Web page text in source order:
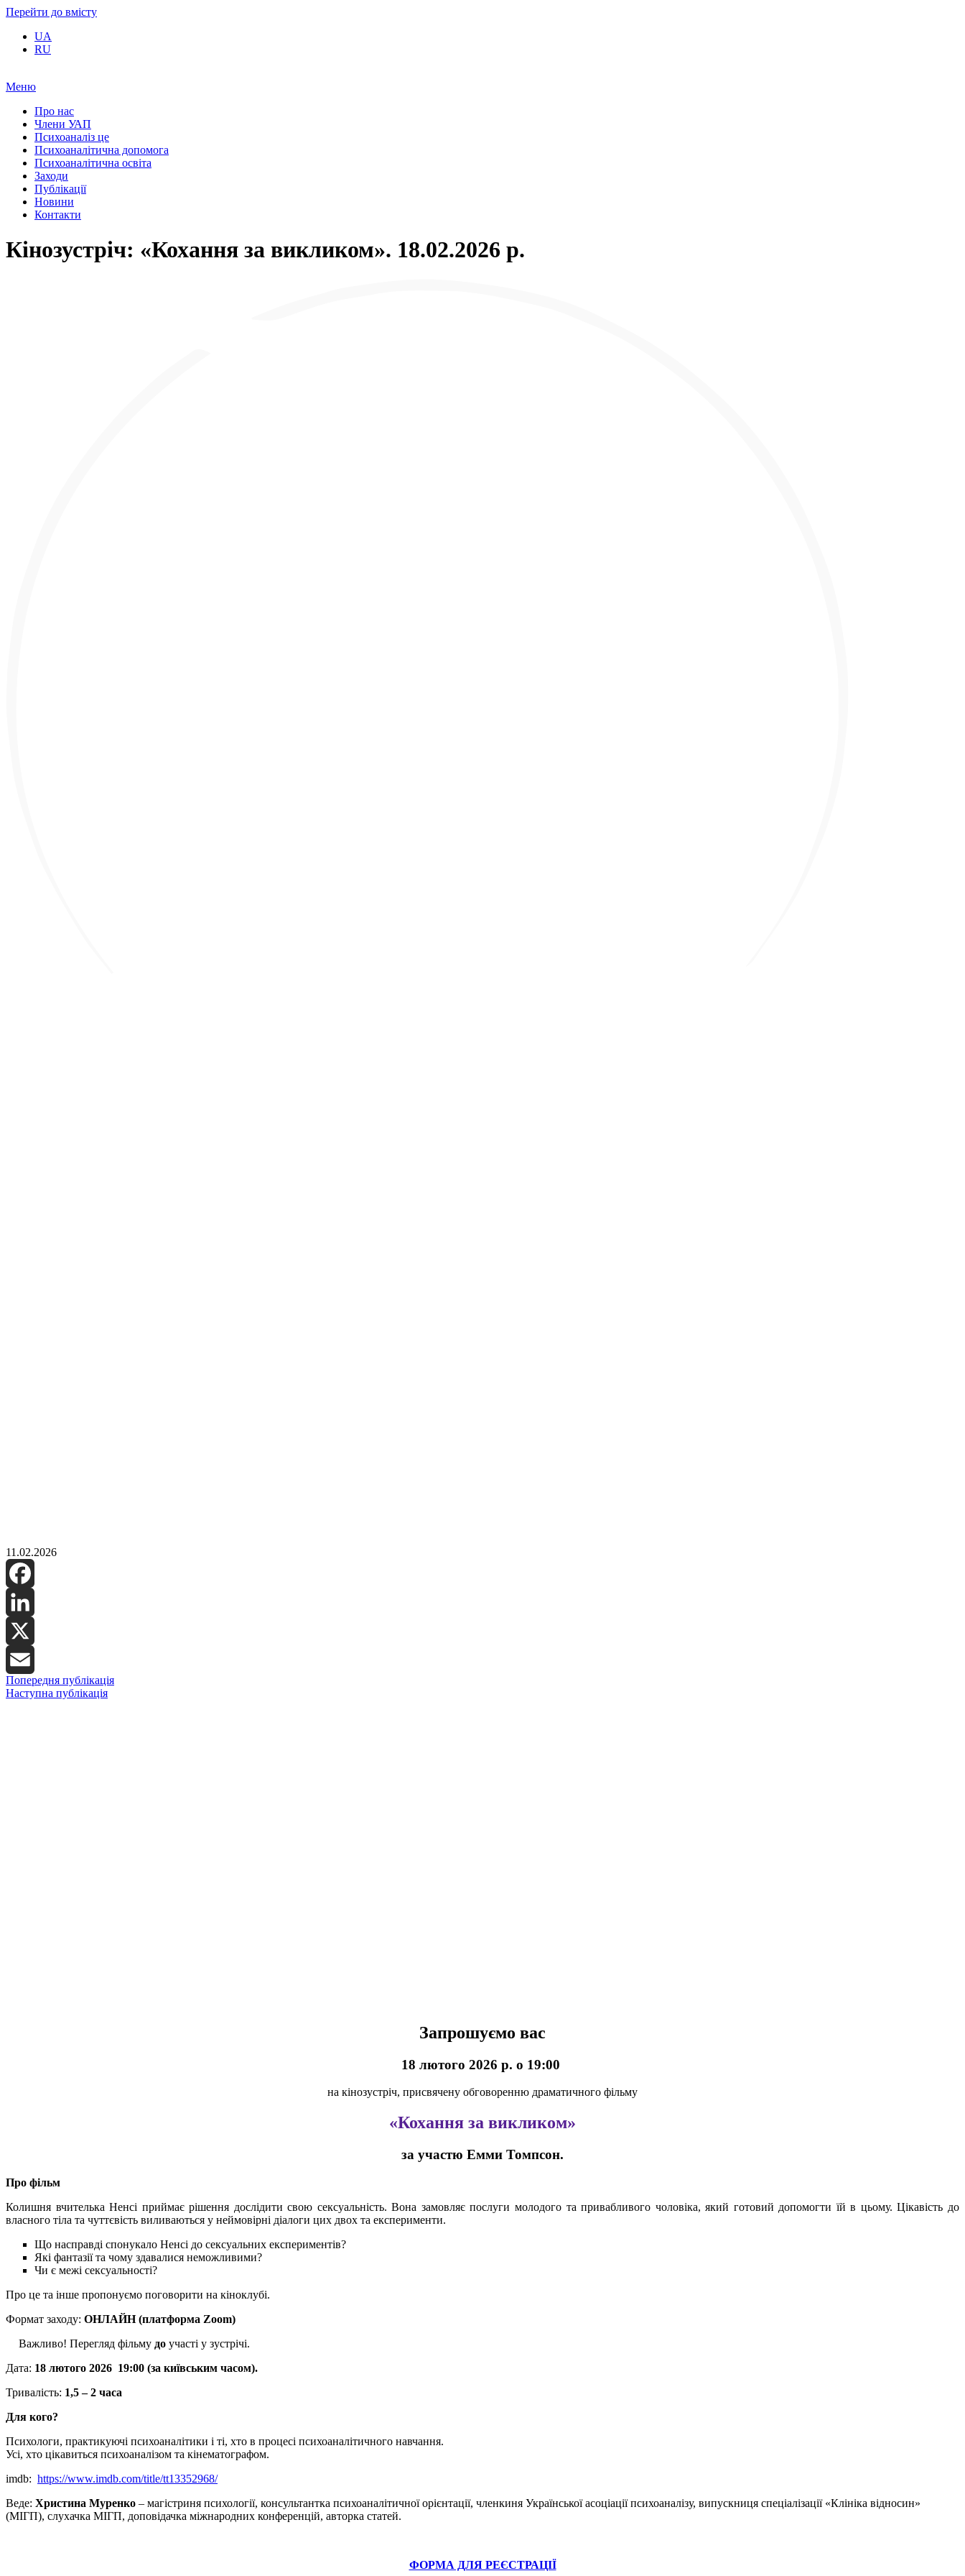
Перейти до вмісту
UA
RU
Меню
Про нас
Члени УАП
Психоаналіз це
Психоаналітична допомога
Психоаналітична освіта
Заходи
Публікації
Новини
Контакти
Кінозустріч: «Кохання за викликом». 18.02.2026 р.
11.02.2026
Facebook
LinkedIn
X
Email
Попередня публікація
Наступна публікація
Запрошуємо вас
18 лютого 2026 р. о 19:00
на кінозустріч, присвячену обговоренню драматичного фільму
«Кохання за викликом»
за участю Емми Томпсон.
Про фільм
Колишня вчителька Ненсі приймає рішення дослідити свою сексуальність. Вона замовляє послуги молодого та привабливого чоловіка, який готовий допомогти їй в цьому. Цікавість до
власного тіла та чуттєвість виливаються у неймовірні діалоги цих двох та експерименти.
Що насправді спонукало Ненсі до сексуальних експериментів?
Які фантазії та чому здавалися неможливими?
Чи є межі сексуальності?
Про це та інше пропонуємо поговорити на кіноклубі.
Формат заходу: ОНЛАЙН (платформа Zoom)
Важливо! Перегляд фільму до участі у зустрічі.
Дата: 18 лютого 2026 19:00 (за київським часом).
Тривалість: 1,5 – 2 часа
Для кого?
Психологи, практикуючі психоаналітики і ті, хто в процесі психоаналітичного навчання.
Усі, хто цікавиться психоаналізом та кінематографом.
imdb: https://www.imdb.com/title/tt13352968/
Веде: Христина Муренко – магістриня психології, консультантка психоаналітичної орієнтації, членкиня Української асоціації психоаналізу, випускниця спеціалізації «Клініка відносин»
(МІГП), слухачка МІГП, доповідачка міжнародних конференцій, авторка статей.
ФОРМА ДЛЯ РЕЄСТРАЦІЇ